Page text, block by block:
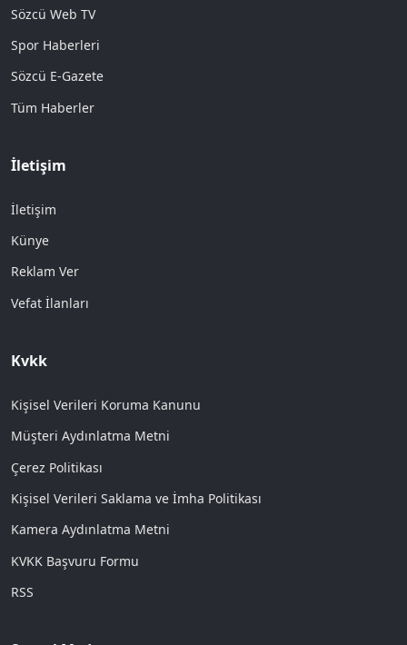
Sözcü Web TV
Spor Haberleri
Sözcü E-Gazete
Tüm Haberler
İletişim
İletişim
Künye
Reklam Ver
Vefat İlanları
Kvkk
Kişisel Verileri Koruma Kanunu
Müşteri Aydınlatma Metni
Çerez Politikası
Kişisel Verileri Saklama ve İmha Politikası
Kamera Aydınlatma Metni
KVKK Başvuru Formu
RSS